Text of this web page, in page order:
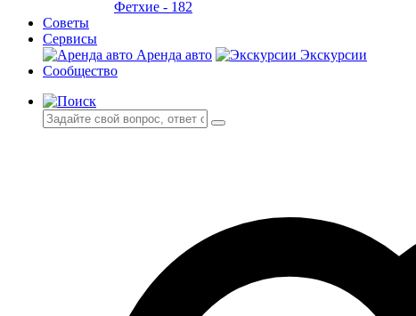
Фетхие - 182
Советы
Сервисы
Аренда авто
Экскурсии
Сообщество